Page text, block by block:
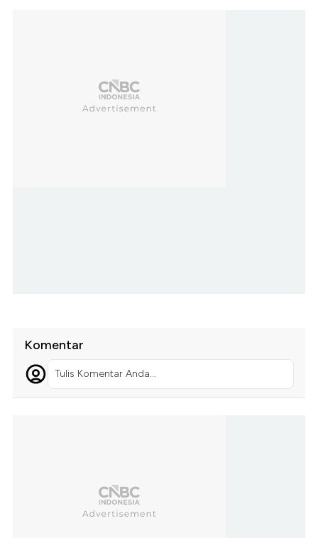
Komentar
Tulis Komentar Anda...